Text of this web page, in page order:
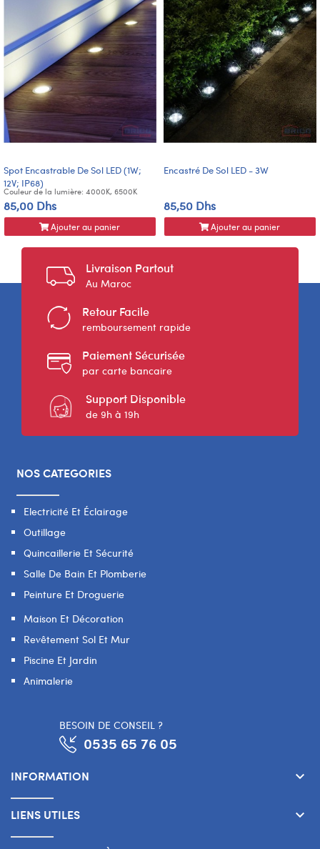
Spot Encastrable De Sol LED (1W;
12V; IP68)
Couleur de la lumière: 4000K, 6500K
85,00 Dhs
Ajouter au panier
Encastré De Sol LED - 3W
85,50 Dhs
Ajouter au panier
Livraison Partout
Au Maroc
Retour Facile
remboursement rapide
Paiement Sécurisée
par carte bancaire
Support Disponible
de 9h à 19h
NOS CATEGORIES
Electricité Et Éclairage
Outillage
Quincaillerie Et Sécurité
Salle De Bain Et Plomberie
Peinture Et Droguerie
Maison Et Décoration
Revêtement Sol Et Mur
Piscine Et Jardin
Animalerie
BESOIN DE CONSEIL ?
0535 65 76 05
INFORMATION keyboard_arrow_down
LIENS UTILES keyboard_arrow_down